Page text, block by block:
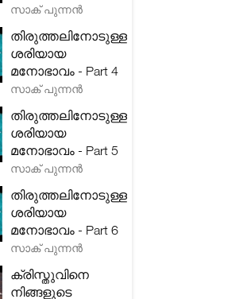
സാക് പുന്നൻ
തിരുത്തലിനോടുള്ള
ശരിയായ
മനോഭാവം - Part 4
സാക് പുന്നൻ
തിരുത്തലിനോടുള്ള
ശരിയായ
മനോഭാവം - Part 5
സാക് പുന്നൻ
തിരുത്തലിനോടുള്ള
ശരിയായ
മനോഭാവം - Part 6
സാക് പുന്നൻ
ക്രിസ്തുവിനെ
നിങ്ങളുടെ